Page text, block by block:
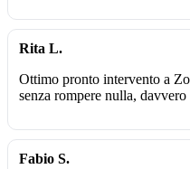
Rita L.
Ottimo pronto intervento a
senza rompere nulla,
Fabio S.